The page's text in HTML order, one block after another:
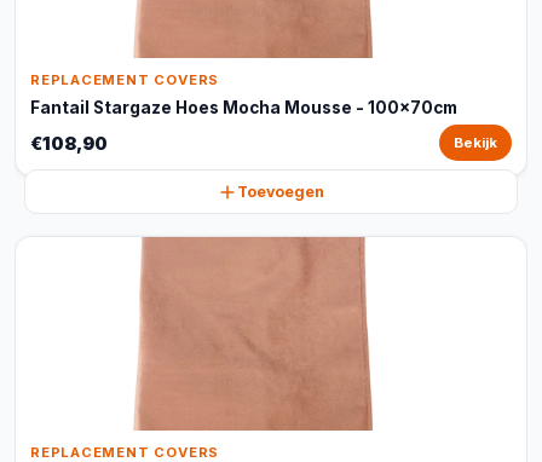
REPLACEMENT COVERS
Fantail Stargaze Hoes Mocha Mousse - 100x70cm
€108,90 Bekijk
Toevoegen
REPLACEMENT COVERS